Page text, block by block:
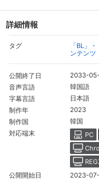
ド）～
テッド）～
詳細情報
タグ
「BL」
ンテンツ
公開終了日 2033-
音声言語 韓国語
字幕言語 日本語
制作年 2023
制作国 韓国
対応端末 PC
公開開始日
2023-